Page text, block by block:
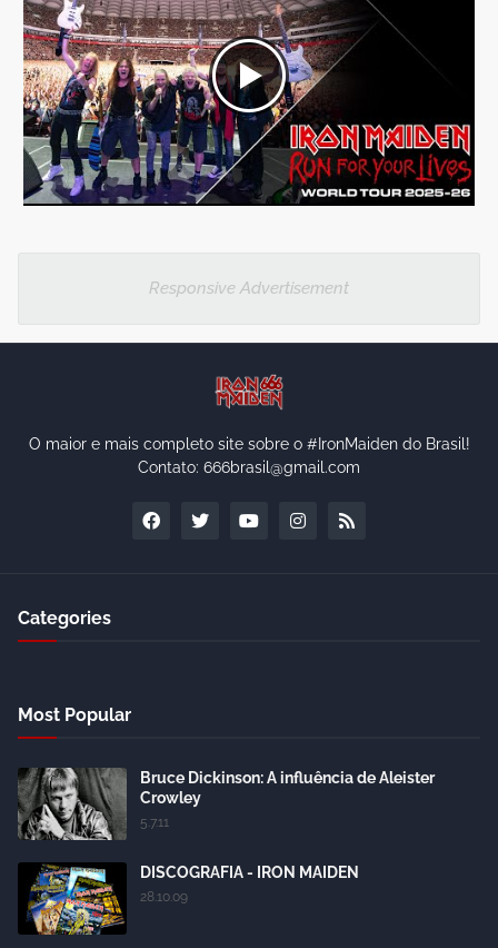
Responsive Advertisement
O maior e mais completo site sobre o #IronMaiden do Brasil!
Contato: 666brasil@gmail.com
Categories
Most Popular
Bruce Dickinson: A influência de Aleister
Crowley
5.7.11
DISCOGRAFIA - IRON MAIDEN
28.10.09